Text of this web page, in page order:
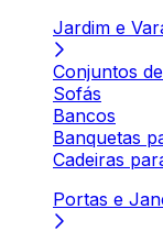
Jardim e
Conjuntos
Sofás
Bancos
Banquetas
Cadeiras
Portas e